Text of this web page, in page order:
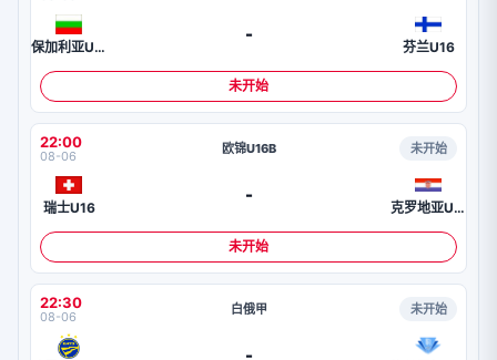
保加利亚U16
-
芬兰U16
未开始
22:00
08-06 欧锦U16B 未开始
瑞士U16
-
克罗地亚U16
未开始
22:30
08-06 白俄甲 未开始
-